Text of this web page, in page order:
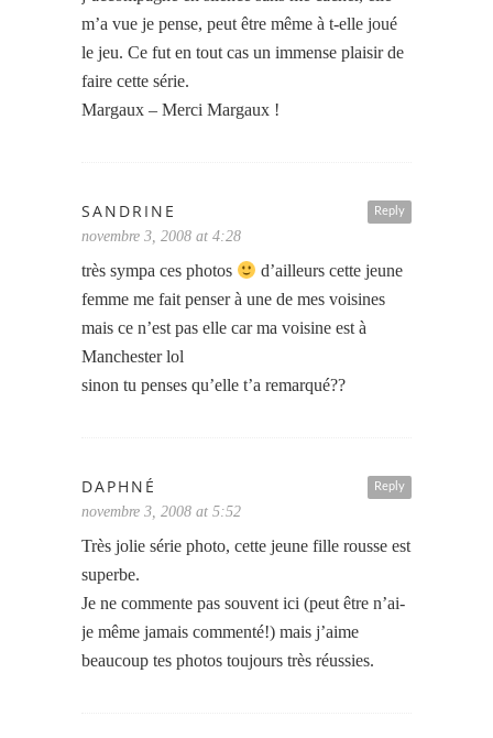
m’a vue je pense, peut être même à t-elle joué
le jeu. Ce fut en tout cas un immense plaisir de
faire cette série.
Margaux – Merci Margaux !
Reply
SANDRINE
novembre 3, 2008 at 4:28
très sympa ces photos
d’ailleurs cette jeune
femme me fait penser à une de mes voisines
mais ce n’est pas elle car ma voisine est à
Manchester lol
sinon tu penses qu’elle t’a remarqué??
Reply
DAPHNÉ
novembre 3, 2008 at 5:52
Très jolie série photo, cette jeune fille rousse est
superbe.
Je ne commente pas souvent ici (peut être n’ai-
je même jamais commenté!) mais j’aime
beaucoup tes photos toujours très réussies.